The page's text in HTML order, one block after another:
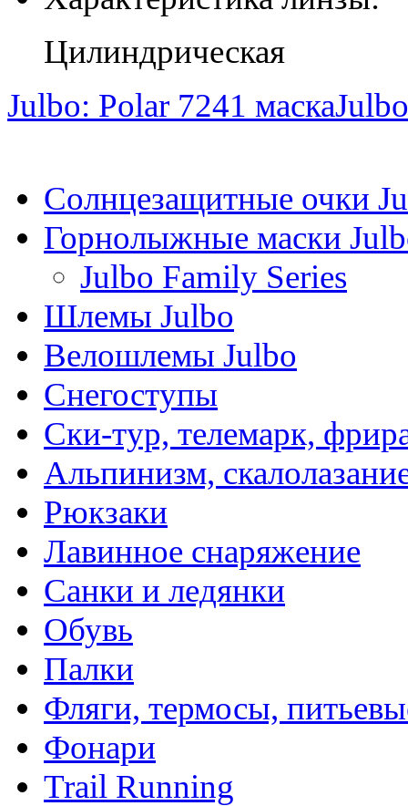
Цилиндрическая
Julbo: Polar 7241 маска
Солнцезащитные очки
Горнолыжные маски
Julbo Family Series
Шлемы Julbo
Велошлемы Julbo
Снегоступы
Ски-тур, телемарк,
Альпинизм,
Рюкзаки
Лавинное снаряжение
Санки и ледянки
Обувь
Палки
Фляги, термосы,
Фонари
Trail Running